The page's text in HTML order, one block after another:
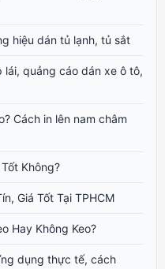
hiệu dán tủ lạnh, tủ sắt
quảng cáo dán xe ô tô,
Cách in lên nam châm
Không?
Giá Tốt Tại TPHCM
Hay Không Keo?
dụng thực tế, cách